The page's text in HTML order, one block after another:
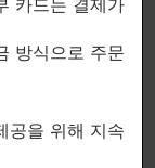
출물을 사용
방식으로 주문
공을 위해 지속